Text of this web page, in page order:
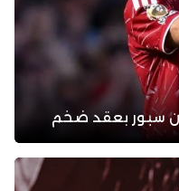
سبور بعقد ضخم